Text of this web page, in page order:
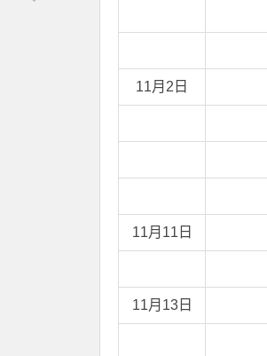
11月2日
11月11日
11月13日